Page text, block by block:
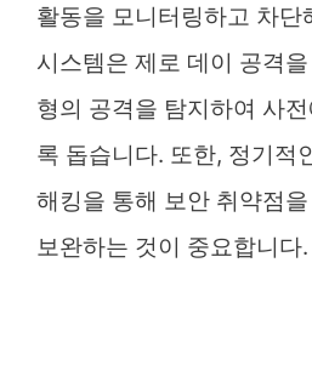
활동을 모니터링하고 차단
시스템은 제로 데이 공격
형의 공격을 탐지하여 사
록 돕습니다. 또한, 정기적
해킹을 통해 보안 취약점
보완하는 것이 중요합니다.